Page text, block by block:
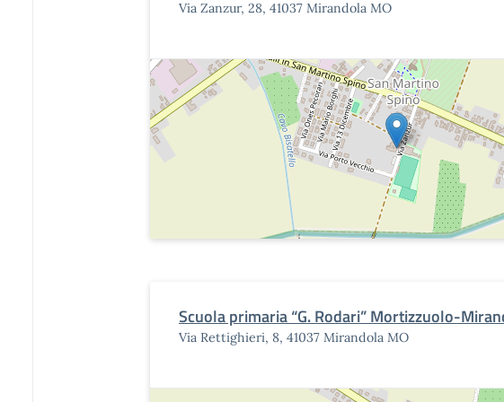
Via Zanzur, 28, 41037 Mirandola MO
Scuola primaria “G. Rodari” Mortizzuolo-
Via Rettighieri, 8, 41037 Mirandola MO